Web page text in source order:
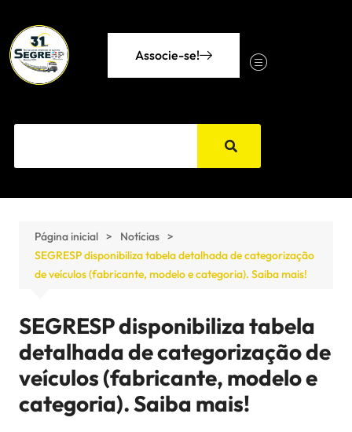
Associe-se!
Página inicial
Notícias
SEGRESP disponibiliza tabela detalhada de categorização
de veículos (fabricante, modelo e categoria). Saiba mais!
SEGRESP disponibiliza tabela
detalhada de categorização de
veículos (fabricante, modelo e
categoria). Saiba mais!